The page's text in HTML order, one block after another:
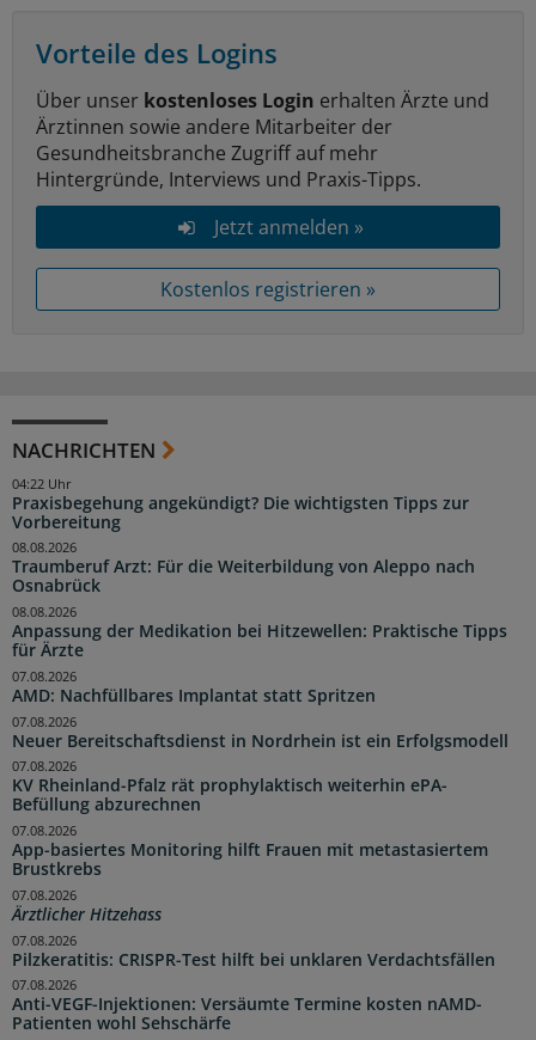
Vorteile des Logins
Über unser kostenloses Login erhalten Ärzte und
Ärztinnen sowie andere Mitarbeiter der
Gesundheitsbranche Zugriff auf mehr
Hintergründe, Interviews und Praxis-Tipps.
Jetzt anmelden »
Kostenlos registrieren »
NACHRICHTEN
Praxisbegehung angekündigt? Die wichtigsten Tipps zur
Vorbereitung
04:22 Uhr
Traumberuf Arzt: Für die Weiterbildung von Aleppo nach
Osnabrück
08.08.2026
Anpassung der Medikation bei Hitzewellen: Praktische Tipps
für Ärzte
08.08.2026
AMD: Nachfüllbares Implantat statt Spritzen
07.08.2026
Neuer Bereitschaftsdienst in Nordrhein ist ein Erfolgsmodell
07.08.2026
KV Rheinland-Pfalz rät prophylaktisch weiterhin ePA-
Befüllung abzurechnen
07.08.2026
App-basiertes Monitoring hilft Frauen mit metastasiertem
Brustkrebs
07.08.2026
Ärztlicher Hitzehass
07.08.2026
Pilzkeratitis: CRISPR-Test hilft bei unklaren Verdachtsfällen
07.08.2026
Anti-VEGF-Injektionen: Versäumte Termine kosten nAMD-
Patienten wohl Sehschärfe
07.08.2026